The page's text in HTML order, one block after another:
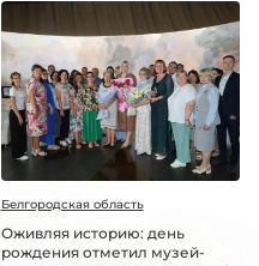
Белгородская область
Оживляя историю: день
рождения отметил музей-